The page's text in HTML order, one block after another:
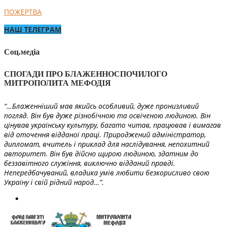
ПОЖЕРТВА
НАШ ТЕЛЕГРАМ
Соц.медіа
СПОГАДИ ПРО БЛАЖЕННОСПОЧИЛОГО
МИТРОПОЛИТА МЕФОДІЯ
“…Блаженніший мав якийсь особливий, дуже пронизливий
погляд. Він був дуже різнобічною та освіченою людиною. Він
цінував українську культуру, багато читав, працював і вимагав
від оточення відданої праці. Природжений адміністратор,
дипломат, вчитель і приклад для наслідування, непохитний
авторитет. Він був дійсно щирою людиною, здатним до
беззавітного служіння, виключно відданий правді.
Непередбачуваний, владика умів любити безкорисливо свою
Україну і свій рідний народ…”.